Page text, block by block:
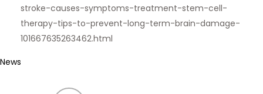
stroke-causes-symptoms-treatment-stem-cell-
therapy-tips-to-prevent-long-term-brain-damage-
101667635263462.html
News